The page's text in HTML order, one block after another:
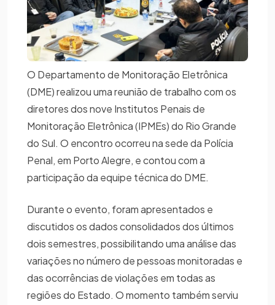
O Departamento de Monitoração Eletrônica
(DME) realizou uma reunião de trabalho com os
diretores dos nove Institutos Penais de
Monitoração Eletrônica (IPMEs) do Rio Grande
do Sul. O encontro ocorreu na sede da Polícia
Penal, em Porto Alegre, e contou com a
participação da equipe técnica do DME.
Durante o evento, foram apresentados e
discutidos os dados consolidados dos últimos
dois semestres, possibilitando uma análise das
variações no número de pessoas monitoradas e
das ocorrências de violações em todas as
regiões do Estado. O momento também serviu